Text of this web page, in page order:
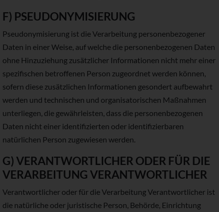
F) PSEUDONYMISIERUNG
Pseudonymisierung ist die Verarbeitung personenbezogener
Daten in einer Weise, auf welche die personenbezogenen Daten
ohne Hinzuziehung zusätzlicher Informationen nicht mehr einer
spezifischen betroffenen Person zugeordnet werden können,
sofern diese zusätzlichen Informationen gesondert aufbewahrt
werden und technischen und organisatorischen Maßnahmen
unterliegen, die gewährleisten, dass die personenbezogenen
Daten nicht einer identifizierten oder identifizierbaren
natürlichen Person zugewiesen werden.
G) VERANTWORTLICHER ODER FÜR DIE
VERARBEITUNG VERANTWORTLICHER
Verantwortlicher oder für die Verarbeitung Verantwortlicher ist
die natürliche oder juristische Person, Behörde, Einrichtung